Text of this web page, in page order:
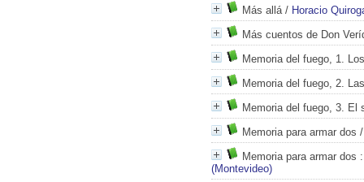
Más allá/ Horacio
Más cuentos de Don
Memoria del fuego, 1.
Memoria del fuego, 2.
Memoria del fuego, 3. El
Memoria para armar dos
Memoria para armar dos
(Montevideo)